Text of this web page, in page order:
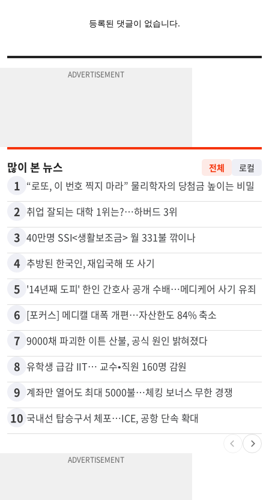
많이 본 뉴스 전체 로컬
1 “로또, 이 번호 찍지 마라” 물리학자의 당첨금 높이는 비밀
2 취업 잘되는 대학 1위는?…하버드 3위
3 40만명 SSI<생활보조금> 월 331불 깎이나
4 추방된 한국인, 재입국해 또 사기
5 '14년째 도피' 한인 간호사 공개 수배…메디케어 사기 유죄
6 [포커스] 메디캘 대폭 개편…자산한도 84% 축소
7 9000채 파괴한 이튼 산불, 공식 원인 밝혀졌다
8 유학생 급감 IIT… 교수•직원 160명 감원
9 계좌만 열어도 최대 5000불…체킹 보너스 무한 경쟁
10 국내선 탑승구서 체포…ICE, 공항 단속 확대